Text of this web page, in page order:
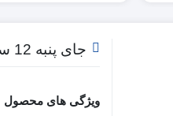
جای پنبه 12 سانتی متر
ویژگی های محصول